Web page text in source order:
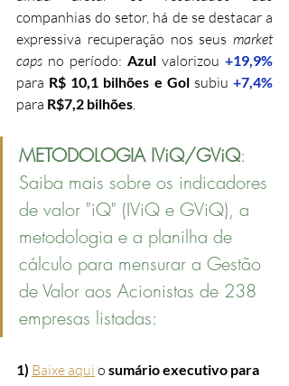
companhias do setor, há de se destacar a
expressiva recuperação nos seus market
caps no período: Azul valorizou +19,9%
para R$ 10,1 bilhões e Gol subiu +7,4%
para R$7,2 bilhões.
METODOLOGIA IViQ/GViQ:
Saiba mais sobre os indicadores
de valor "iQ" (IViQ e GViQ), a
metodologia e a planilha de
cálculo para mensurar a Gestão
de Valor aos Acionistas de 238
empresas listadas:
1) Baixe aqui o sumário executivo para